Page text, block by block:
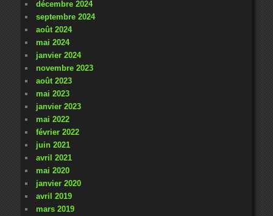
décembre 2024
septembre 2024
août 2024
mai 2024
janvier 2024
novembre 2023
août 2023
mai 2023
janvier 2023
mai 2022
février 2022
juin 2021
avril 2021
mai 2020
janvier 2020
avril 2019
mars 2019